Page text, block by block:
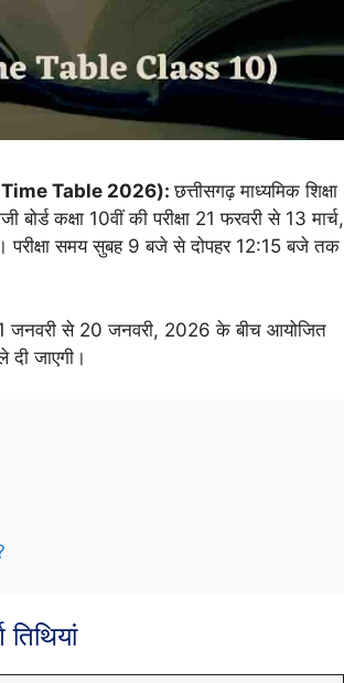
Time Table 2026):छत्तीसगढ़ माध्यमिक शिक्षा
कक्षा 10वीं की परीक्षा 21 फरवरी से 13 मार्च,
परीक्षा समय सुबह 9 बजे से दोपहर 12:15 बजे तक
01 जनवरी से 20 जनवरी, 2026 के बीच आयोजित
दी जाएगी।